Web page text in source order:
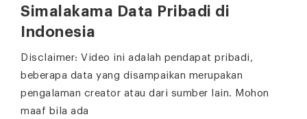
Simalakama Data Pribadi di
Indonesia
Disclaimer: Video ini adalah pendapat pribadi,
beberapa data yang disampaikan merupakan
pengalaman creator atau dari sumber lain. Mohon
maaf bila ada